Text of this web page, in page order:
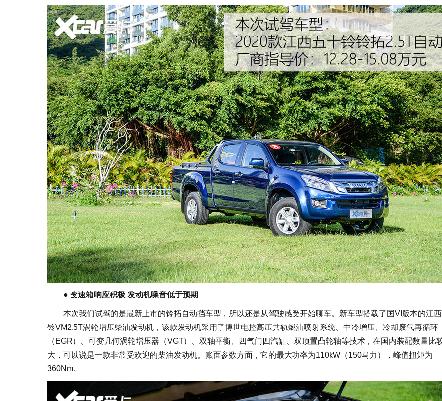
● 变速箱响应积极 发动机噪音低于预期
本次我们试驾的是最新上市的铃拓自动挡车型，所以还是从驾驶感受开始聊车。新车型搭载了国VI版本的江
铃VM2.5T涡轮增压柴油发动机，该款发动机采用了博世电控高压共轨燃油喷射系统、中冷增压、冷却废气再循环
（EGR）、可变几何涡轮增压器（VGT）、双轴平衡、四气门四汽缸、双顶置凸轮轴等技术，在国内装配数量比
大，可以说是一款非常受欢迎的柴油发动机。账面参数方面，它的最大功率为110kW（150马力），峰值扭矩为
360Nm。